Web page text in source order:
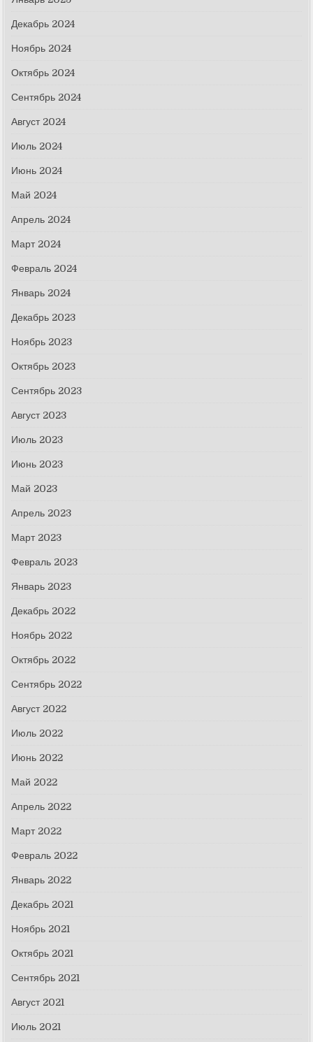
Декабрь 2024
Ноябрь 2024
Октябрь 2024
Сентябрь 2024
Август 2024
Июль 2024
Июнь 2024
Май 2024
Апрель 2024
Март 2024
Февраль 2024
Январь 2024
Декабрь 2023
Ноябрь 2023
Октябрь 2023
Сентябрь 2023
Август 2023
Июль 2023
Июнь 2023
Май 2023
Апрель 2023
Март 2023
Февраль 2023
Январь 2023
Декабрь 2022
Ноябрь 2022
Октябрь 2022
Сентябрь 2022
Август 2022
Июль 2022
Июнь 2022
Май 2022
Апрель 2022
Март 2022
Февраль 2022
Январь 2022
Декабрь 2021
Ноябрь 2021
Октябрь 2021
Сентябрь 2021
Август 2021
Июль 2021